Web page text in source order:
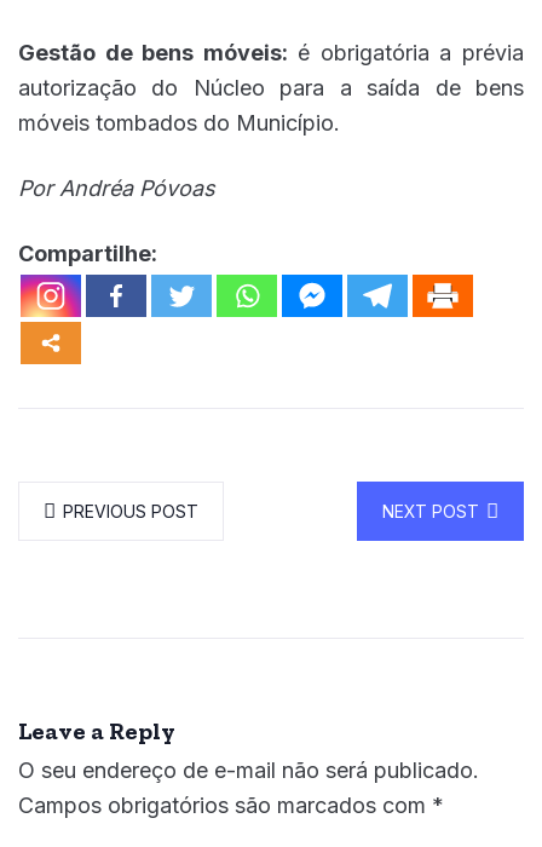
Gestão de bens móveis: é obrigatória a prévia
autorização do Núcleo para a saída de bens
móveis tombados do Município.
Por Andréa Póvoas
Compartilhe:
PREVIOUS POST NEXT POST
Leave a Reply
O seu endereço de e-mail não será publicado.
Campos obrigatórios são marcados com *